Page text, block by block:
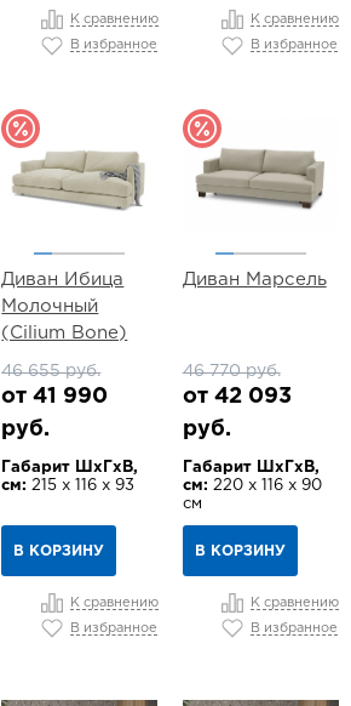
К сравнению
В избранное
К сравнению
В избранное
Диван Ибица
Молочный
(Cilium Bone)
46 655 руб.
от 41 990
руб.
Габарит ШхГхВ,
см: 215 х 116 х 93
В КОРЗИНУ
К сравнению
В избранное
Диван Марсель
46 770 руб.
от 42 093
руб.
Габарит ШхГхВ,
см: 220 х 116 х 90
см
В КОРЗИНУ
К сравнению
В избранное